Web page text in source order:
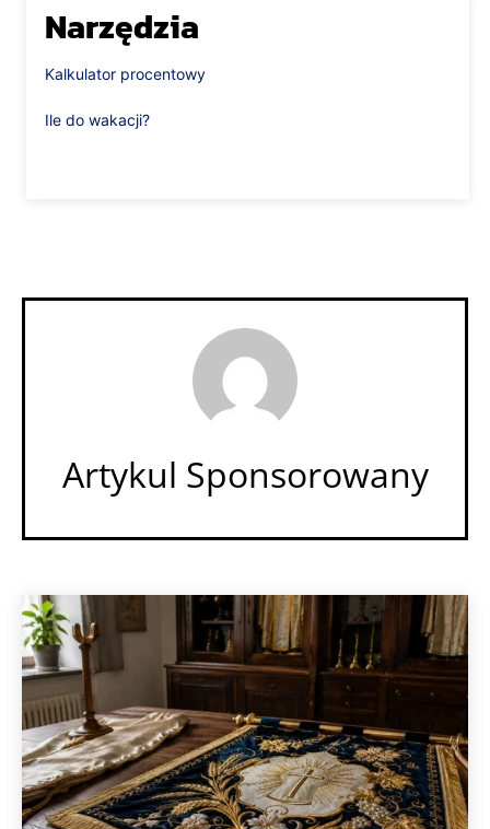
Narzędzia
Kalkulator procentowy
Ile do wakacji?
Artykul Sponsorowany